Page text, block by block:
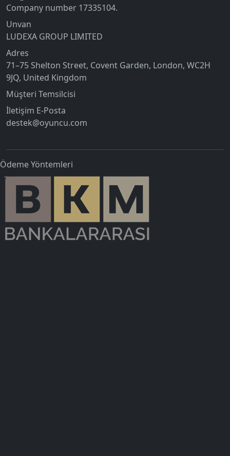
Company number 17335104.
Unvan
LUDEXA GROUP LIMITED
Adres
71–75 Shelton Street, Covent Garden, London, WC2H
9JQ, United Kingdom
Müşteri Temsilcisi
İletişim E-Posta
destek@oyuncu.com
Ödeme Yöntemleri